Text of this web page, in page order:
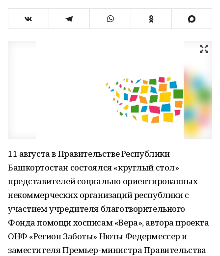
11 августа в Правительстве Республики
Башкортостан состоялся «круглый стол»
представителей социально ориентированных
некоммерческих организаций республики с
участием учредителя благотворительного
Фонда помощи хосписам «Вера», автора проекта
ОНФ «Регион Заботы» Нюты Федермессер и
заместителя Премьер-министра Правительства